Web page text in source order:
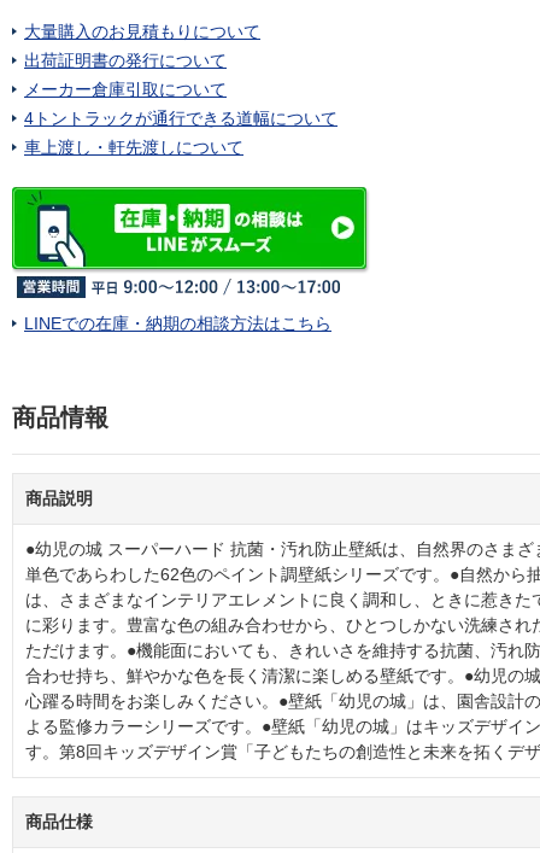
大量購入のお見積もりについて
出荷証明書の発行について
メーカー倉庫引取について
4トントラックが通行できる道幅について
車上渡し・軒先渡しについて
LINEでの在庫・納期の相談方法はこちら
商品情報
商品説明
●幼児の城 スーパーハード 抗菌・汚れ防止壁紙は、自然界のさま
単色であらわした62色のペイント調壁紙シリーズです。●自然から
は、さまざまなインテリアエレメントに良く調和し、ときに惹きた
に彩ります。豊富な色の組み合わせから、ひとつしかない洗練され
ただけます。●機能面においても、きれいさを維持する抗菌、汚れ
合わせ持ち、鮮やかな色を長く清潔に楽しめる壁紙です。●幼児の
心躍る時間をお楽しみください。●壁紙「幼児の城」は、園舎設計
よる監修カラーシリーズです。●壁紙「幼児の城」はキッズデザイ
す。第8回キッズデザイン賞「子どもたちの創造性と未来を拓くデ
商品仕様